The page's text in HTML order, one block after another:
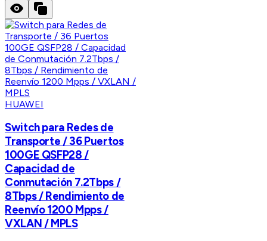
HUAWEI
Switch para Redes de
Transporte / 36 Puertos
100GE QSFP28 /
Capacidad de
Conmutación 7.2Tbps /
8Tbps / Rendimiento de
Reenvío 1200 Mpps /
VXLAN / MPLS